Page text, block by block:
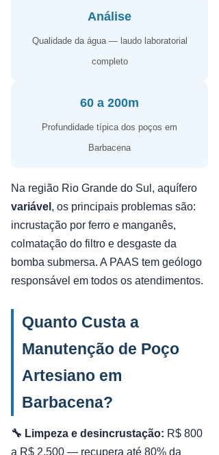
Análise
Qualidade da água — laudo laboratorial
completo
60 a 200m
Profundidade típica dos poços em
Barbacena
Na região Rio Grande do Sul, aquífero
variável , os principais problemas são:
incrustação por ferro e manganês,
colmatação do filtro e desgaste da
bomba submersa. A PAAS tem geólogo
responsável em todos os atendimentos.
Quanto Custa a
Manutenção de Poço
Artesiano em
Barbacena?
🔧 Limpeza e desincrustação: R$ 800
a R$ 2.500 — recupera até 80% da